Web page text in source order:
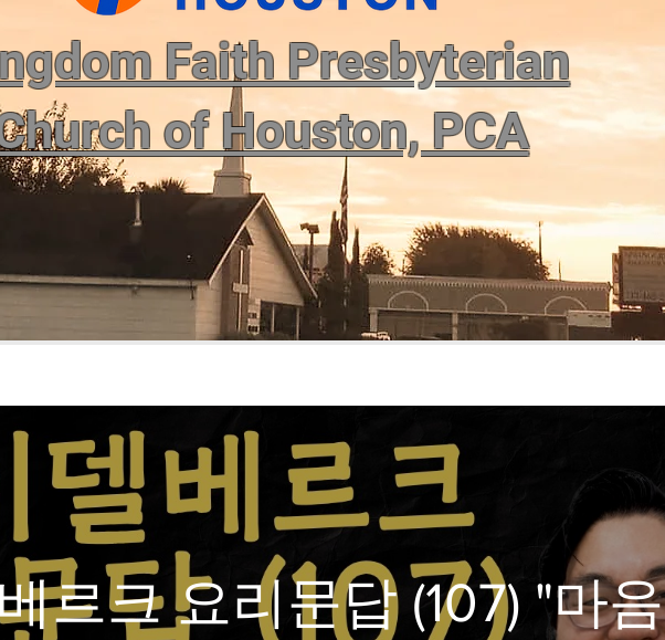
Faith Presbyterian
of Houston, PCA
르크 요리문답 (107) "마음